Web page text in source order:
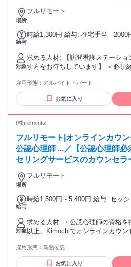
場所
フルリモート
給与
時給1,300円 給与: 在宅手当 2000
対象
求める人材: 【訪問看護ステーションの請求業務のプロを目指
す方をお待ちしています】 ＜必須経験＞※社会人経験5年以上
険の請求業務の経験がある方 【活かせる経験・スキル】 ✧介
護保険・医療保険制度に関する知
験 ✧コミュ
雇用形態： アルバイト・パート
お気に入り
(株)remental
フルリモート|オンラインカウ
公認心理師 ...／【公認心理師
セリングサービスのカウンセラ
活躍中
場所
フルリモート
給与
時給1,500円～5,400円 給与: セッションごとの報酬：1,500
対象
求める人材: ・公認心理師の資格を持っている方 ・月20時間
以上、Kimochiでオンラインカウ
雇用形態： 業務委託
お気に入り